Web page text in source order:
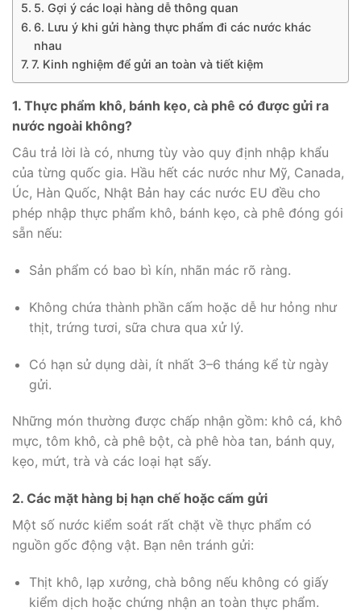
5. Gợi ý các loại hàng dễ thông quan
6. Lưu ý khi gửi hàng thực phẩm đi các nước khác
nhau
7. Kinh nghiệm để gửi an toàn và tiết kiệm
1. Thực phẩm khô, bánh kẹo, cà phê có được gửi ra
nước ngoài không?
Câu trả lời là có, nhưng tùy vào quy định nhập khẩu
của từng quốc gia. Hầu hết các nước như Mỹ, Canada,
Úc, Hàn Quốc, Nhật Bản hay các nước EU đều cho
phép nhập thực phẩm khô, bánh kẹo, cà phê đóng gói
sẵn nếu:
Sản phẩm có bao bì kín, nhãn mác rõ ràng.
Không chứa thành phần cấm hoặc dễ hư hỏng như
thịt, trứng tươi, sữa chưa qua xử lý.
Có hạn sử dụng dài, ít nhất 3–6 tháng kể từ ngày
gửi.
Những món thường được chấp nhận gồm: khô cá, khô
mực, tôm khô, cà phê bột, cà phê hòa tan, bánh quy,
kẹo, mứt, trà và các loại hạt sấy.
2. Các mặt hàng bị hạn chế hoặc cấm gửi
Một số nước kiểm soát rất chặt về thực phẩm có
nguồn gốc động vật. Bạn nên tránh gửi:
Thịt khô, lạp xưởng, chà bông nếu không có giấy
kiểm dịch hoặc chứng nhận an toàn thực phẩm.